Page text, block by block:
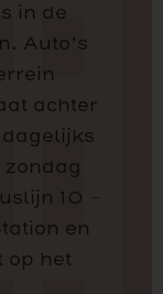
in de
Auto’s
achter
10 –
en
op het